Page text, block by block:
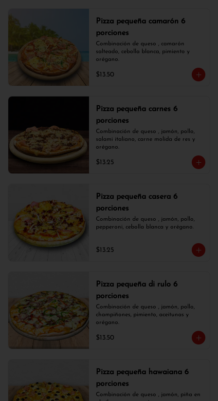
Pizza pequeña camarón 6
porciones
Combinación de queso , camarón
salteado, cebolla blanca, pimiento y
orégano.
$13.50
Pizza pequeña carnes 6
porciones
Combinación de queso , jamón, pollo,
salami italiano, carne molida de res y
orégano.
$13.25
Pizza pequeña casera 6
porciones
Combinación de queso , jamón, pollo,
pepperoni, cebolla blanca y orégano.
$13.25
Pizza pequeña di rulo 6
porciones
Combinación de queso , jamón, pollo,
champiñones, pimiento, aceitunas y
orégano.
$13.50
Pizza pequeña hawaiana 6
porciones
Combinación de queso , jamón, piña en